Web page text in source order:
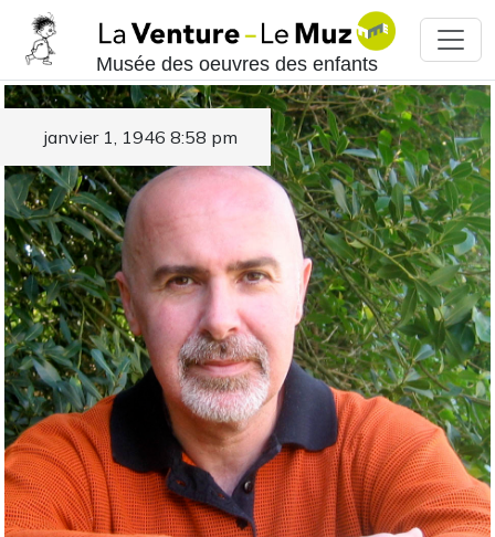
Musée des oeuvres des enfants
janvier 1, 1946 8:58 pm